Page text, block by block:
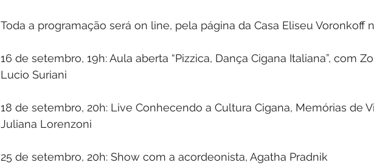
Toda a programação será on line, pela página da Casa Eliseu Voronkoff
16 de setembro, 19h: Aula aberta “Pizzica, Dança Cigana Italiana”, com
Lucio Suriani
18 de setembro, 20h: Live Conhecendo a Cultura Cigana, Memórias de
Juliana Lorenzoni
25 de setembro, 20h: Show com a acordeonista, Agatha Pradnik